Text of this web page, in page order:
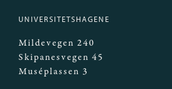
UNIVERSITETSHAGENE
Mildevegen 240
Skipanesvegen 45
Muséplassen 3